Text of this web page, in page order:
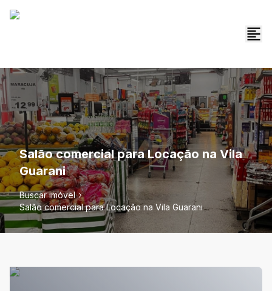
Salão comercial para Locação na Vila
Guarani
Buscar imóvel
Salão comercial para Locação na Vila Guarani